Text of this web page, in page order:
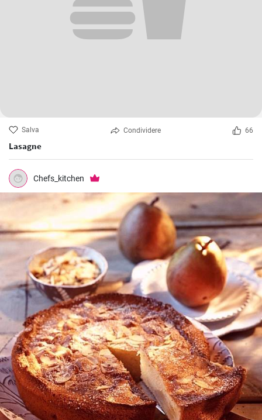
Salva Condividere 66
Lasagne
Chefs_kitchen